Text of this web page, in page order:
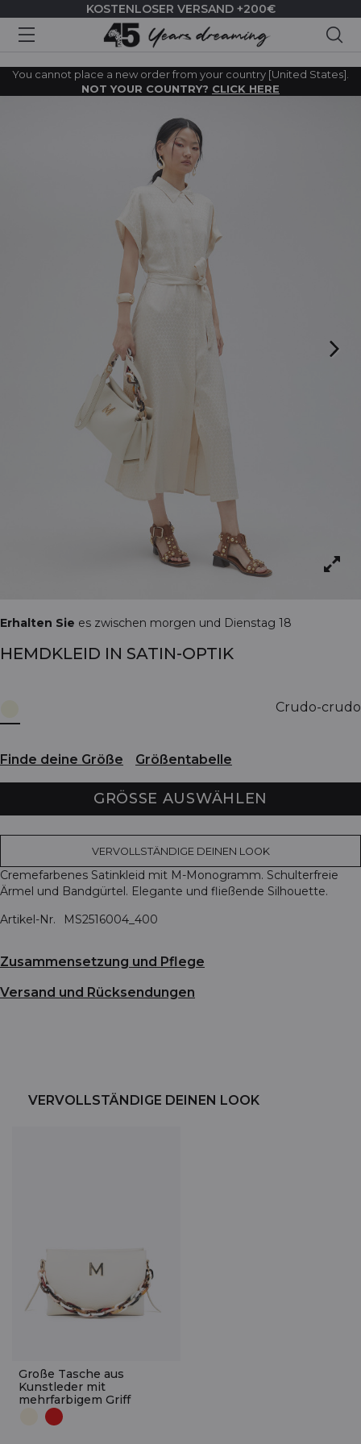
KOSTENLOSER VERSAND +200€
You cannot place a new order from your country [United States].
NOT YOUR COUNTRY? CLICK HERE
Erhalten Sie es zwischen morgen und Dienstag 18
HEMDKLEID IN SATIN-OPTIK
Crudo-crudo
Finde deine Größe Größentabelle
GRÖSSE AUSWÄHLEN
VERVOLLSTÄNDIGE DEINEN LOOK
Cremefarbenes Satinkleid mit M-Monogramm. Schulterfreie
Ärmel und Bandgürtel. Elegante und fließende Silhouette.
Artikel-Nr.
MS2516004_400
Zusammensetzung und Pflege
Versand und Rücksendungen
VERVOLLSTÄNDIGE DEINEN LOOK
Große Tasche aus
Kunstleder mit
mehrfarbigem Griff